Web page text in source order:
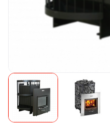
Камни для печей
Запчасти
Отопление